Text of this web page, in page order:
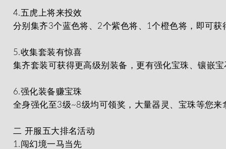
4.五虎上将来投效
分别集齐3个蓝色将、2个紫色将、1个橙色将，即可获
5.收集套装有惊喜
集齐套装可获得更高级别装备，更有强化宝珠、镶嵌
6.强化装备赚宝珠
全身强化至3级~8级均可领奖，大量器灵、宝珠等您来
二 开服五大排名活动
1.闯幻境一马当先